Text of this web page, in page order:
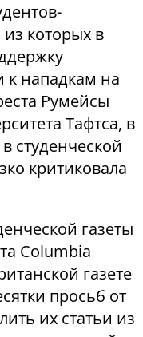
которых в
к нападкам на
Румейсы
Тафтса, в
студенческой
критиковала
газеты
Columbia
газете
просьб от
их статьи из